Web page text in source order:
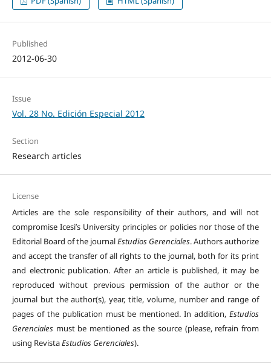
Published
2012-06-30
Issue
Vol. 28 No. Edición Especial 2012
Section
Research articles
License
Articles are the sole responsibility of their authors, and will not
compromise Icesi’s University principles or policies nor those of the
Editorial Board of the journalEstudios Gerenciales. Authors authorize
and accept the transfer of all rights to the journal, both for its print
and electronic publication. After an article is published, it may be
reproduced without previous permission of the author or the
journal but the author(s), year, title, volume, number and range of
pages of the publication must be mentioned. In addition,Estudios
Gerencialesmust be mentioned as the source (please, refrain from
using RevistaEstudios Gerenciales).